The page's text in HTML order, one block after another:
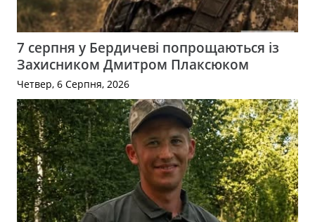
7 серпня у Бердичеві попрощаються із
Захисником Дмитром Плаксюком
Четвер, 6 Серпня, 2026